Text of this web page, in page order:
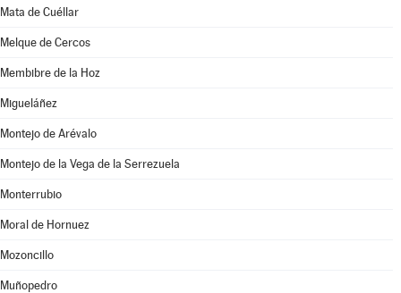
Mata de Cuéllar
Melque de Cercos
Membibre de la Hoz
Migueláñez
Montejo de Arévalo
Montejo de la Vega de la Serrezuela
Monterrubio
Moral de Hornuez
Mozoncillo
Muñopedro